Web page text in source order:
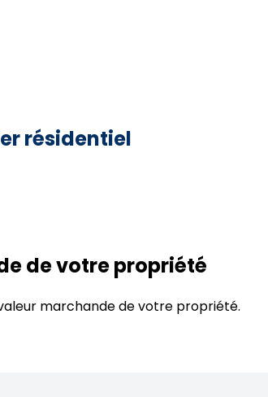
résidentiel
de votre propriété
marchande de votre propriété.